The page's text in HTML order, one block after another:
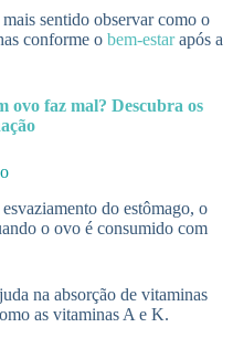
sentido observar como o
conforme o bem-estarapós a
ovo faz mal? Descubra os
do estômago, o
o ovo é consumido com
na absorção de vitaminas
as vitaminas A e K.